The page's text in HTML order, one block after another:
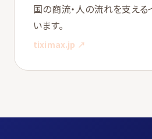
国の商流・人の流れを支える
います。
tiximax.jp ↗